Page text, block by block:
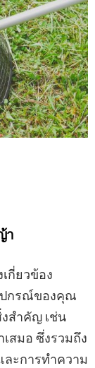
า
กี่ยวข้อง
กรณ์ของคุณ
สำคัญ เช่น
สมอ ซึ่งรวมถึง
ะการทำความ